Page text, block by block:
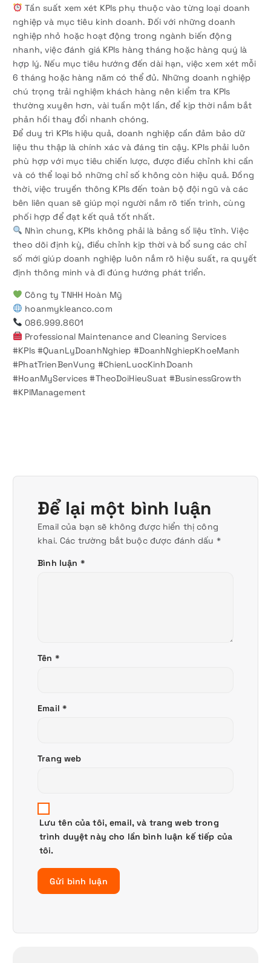
Tần suất xem xét KPIs phụ thuộc vào từng loại doanh
nghiệp và mục tiêu kinh doanh. Đối với những doanh
nghiệp nhỏ hoặc hoạt động trong ngành biến động
nhanh, việc đánh giá KPIs hàng tháng hoặc hàng quý là
hợp lý. Nếu mục tiêu hướng đến dài hạn, việc xem xét mỗi
6 tháng hoặc hàng năm có thể đủ. Những doanh nghiệp
chú trọng trải nghiệm khách hàng nên kiểm tra KPIs
thường xuyên hơn, vài tuần một lần, để kịp thời nắm bắt
phản hồi thay đổi nhanh chóng.
Để duy trì KPIs hiệu quả, doanh nghiệp cần đảm bảo dữ
liệu thu thập là chính xác và đáng tin cậy. KPIs phải luôn
phù hợp với mục tiêu chiến lược, được điều chỉnh khi cần
và có thể loại bỏ những chỉ số không còn hiệu quả. Đồng
thời, việc truyền thông KPIs đến toàn bộ đội ngũ và các
bên liên quan sẽ giúp mọi người nắm rõ tiến trình, cùng
phối hợp để đạt kết quả tốt nhất.
Nhìn chung, KPIs không phải là bảng số liệu tĩnh. Việc
theo dõi định kỳ, điều chỉnh kịp thời và bổ sung các chỉ
số mới giúp doanh nghiệp luôn nắm rõ hiệu suất, ra quyết
định thông minh và đi đúng hướng phát triển.
Công ty TNHH Hoàn Mỹ
hoanmykleanco.com
086.999.8601
Professional Maintenance and Cleaning Services
#KPIs #QuanLyDoanhNghiep #DoanhNghiepKhoeManh
#PhatTrienBenVung #ChienLuocKinhDoanh
#HoanMyServices #TheoDoiHieuSuat #BusinessGrowth
#KPIManagement
Để lại một bình luận
Email của bạn sẽ không được hiển thị công
khai. Các trường bắt buộc được đánh dấu *
Bình luận *
Tên *
Email *
Trang web
Lưu tên của tôi, email, và trang web trong
trình duyệt này cho lần bình luận kế tiếp của
tôi.